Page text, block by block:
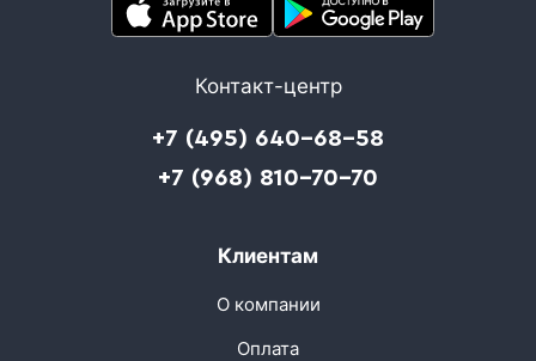
Контакт-центр
+7 (495) 640-68-58
+7 (968) 810-70-70
Клиентам
О компании
Оплата